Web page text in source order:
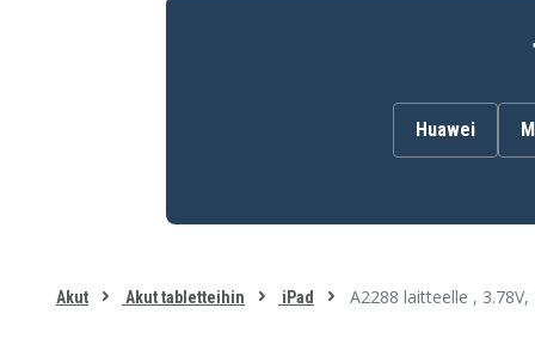
Huawei
Akut Akut tabletteihin iPad A2288 laitteelle , 3.78V,